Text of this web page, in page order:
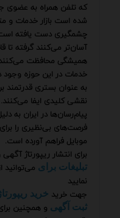
که تلفن همراه به عضوی
شده است بازار خدمات و
چشمگیری دست یافته است.
آسان‌تر می‌کنند گرفته تا
همیشگی محافظت
خدمات در این حوزه وجود
به عنوان بستری قدرتمند
نقشی کلیدی ایفا
پیام‌رسان‌ها در ایران به
فرصت‌های بی‌نظیری را
موبایل فراهم آورده است.
برای انتشار ریپورتاژ
تبلیغات برای می‌توانید
نمایید
جهت خرید خرید ریپورتاژ
ثبت آگهی و همچنین